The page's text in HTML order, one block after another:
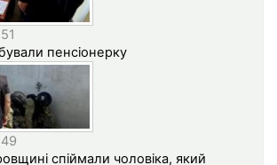
пенсіонерку
спіймали чоловіка, який